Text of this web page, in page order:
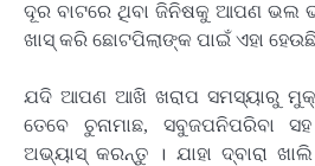
ଦୂର ବାଟରେ ଥିବା ଜିନିଷକୁ ଆପଣ ଭଲ
ଖାସ୍ କରି ଛୋଟପିଲାଙ୍କ ପାଇଁ ଏହା
ଯଦି ଆପଣ ଆଖି ଖରାପ ସମସ୍ୟାରୁ ମୁକ୍ତି
ତେବେ ଚୁନାମାଛ, ସବୁଜପନିପରିବା
ଅଭ୍ୟାସ୍ କରନ୍ତୁ । ଯାହା ଦ୍ବାରା